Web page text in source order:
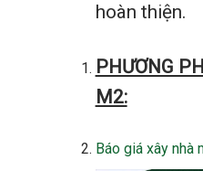
hoàn thiện.
PHƯƠNG
M2:
Báo giá xây nhà